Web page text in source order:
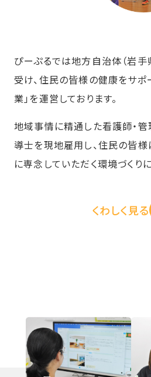
ぴーぷるでは地方自治体（岩手
受け、住民の皆様の健康をサポ
業」を運営しております。
地域事情に精通した看護師・
導士を現地雇用し、住民の皆様
に専念していただく環境づくり
くわしく見る